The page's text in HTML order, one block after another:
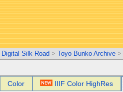
Digital Silk Road > Toyo Bunko Archive >
Color IIIF Color HighRes